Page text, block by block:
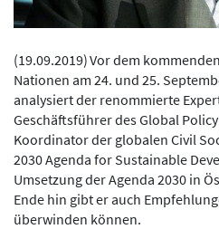
(19.09.2019)Vor dem
Nationen am 24. und 25.
analysiert der renommierte
Geschäftsführer des Global
Koordinator der globalen Civil
2030 Agenda for Sustainable
Umsetzung der Agenda 2030 in
Ende hin gibt er auch
überwinden können.